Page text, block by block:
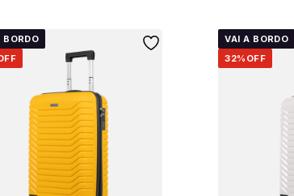
BORDO
VAI A BORDO
32% OFF